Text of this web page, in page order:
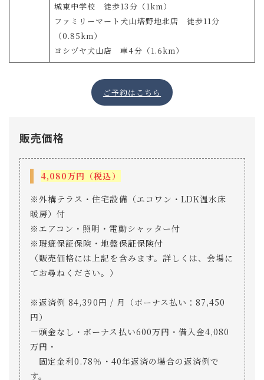
城東中学校 徒歩13分（1km）
ファミリーマート犬山塔野地北店 徒歩11分
（0.85km）
ヨシヅヤ犬山店 車4分（1.6km）
ご予約はこちら
販売価格
4,080万円（税込）
※外構テラス・住宅設備（エコワン・LDK温水床
暖房）付
※エアコン・照明・電動シャッター付
※瑕疵保証保険・地盤保証保険付
（販売価格には上記を含みます。詳しくは、会場に
てお尋ねください。）
※返済例 84,390円 / 月（ボーナス払い：87,450
円）
－頭金なし・ボーナス払い600万円・借入金4,080
万円・
固定金利0.78％・40年返済の場合の返済例で
す。